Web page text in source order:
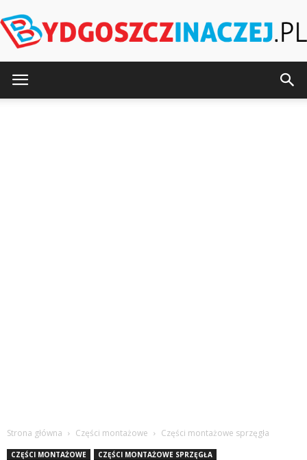
Strona główna Części montażowe Części montażowe sprzęgła
CZĘŚCI MONTAŻOWE CZĘŚCI MONTAŻOWE SPRZĘGŁA